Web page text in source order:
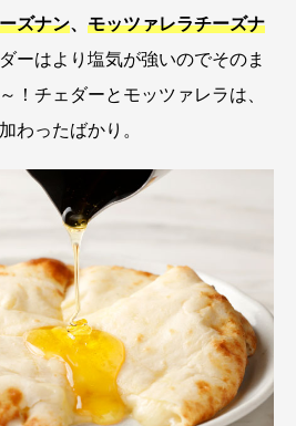
ズナン、 モッツァレラチーズナ
ーはより塩気が強いのでそのま
！チェダーとモッツァレラは、
わったばかり。